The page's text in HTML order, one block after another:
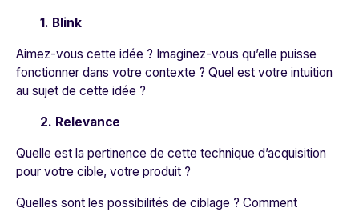
1. Blink
Aimez-vous cette idée ? Imaginez-vous qu’elle puisse
fonctionner dans votre contexte ? Quel est votre intuition
au sujet de cette idée ?
2. Relevance
Quelle est la pertinence de cette technique d’acquisition
pour votre cible, votre produit ?
Quelles sont les possibilités de ciblage ? Comment